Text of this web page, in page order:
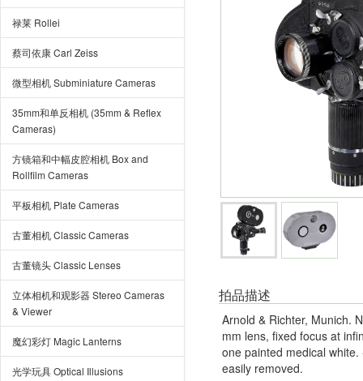
禄莱 Rollei
蔡司依康 Carl Zeiss
微型相机 Subminiature Cameras
35mm和单反相机 (35mm & Reflex
Cameras)
方镜箱和中幅皮腔相机 Box and
Rollfilm Cameras
平板相机 Plate Cameras
古董相机 Classic Cameras
古董镜头 Classic Lenses
立体相机和观影器 Stereo Cameras
& Viewer
魔幻彩灯 Magic Lanterns
光学玩具 Optical Illusions
拍品描述
Arnold & Richter, Munich.
mm lens, fixed focus at
one painted medical
easily removed.